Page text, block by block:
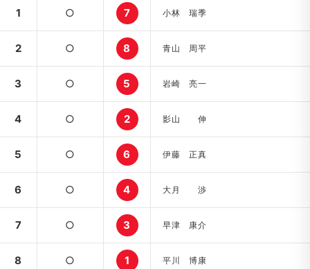
1 ○ 7 小林 瑞季
2 ○ 8 青山 周平
3 ○ 5 岩崎 亮一
4 ○ 2 影山 伸
5 ○ 6 伊藤 正真
6 ○ 4 大月 渉
7 ○ 3 早津 康介
8 ○ 1 平川 博康